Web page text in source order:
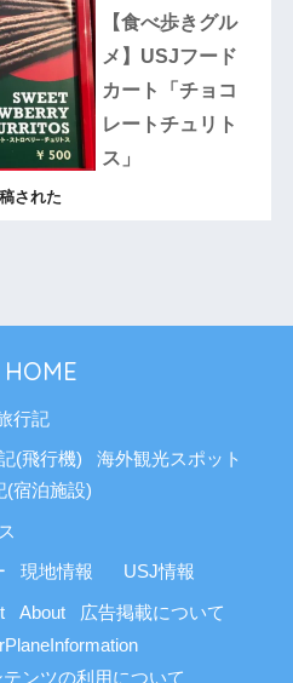
【食べ歩きグル
メ】USJフード
カート「チョコ
レートチュリト
ス」
された
行記
(飛行機)
海外観光スポット
(宿泊施設)
現地情報 USJ情報
About
広告掲載について
ンツの利用について